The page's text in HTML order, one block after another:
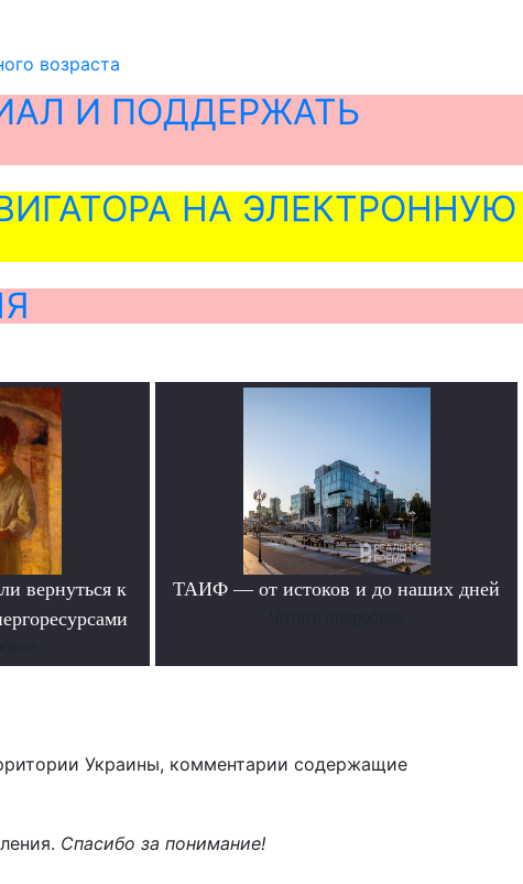
возраста
И ПОДДЕРЖАТЬ
НА ЭЛЕКТРОННУЮ
вернуться к
ТАИФ — от истоков и до наших дней
Украины, комментарии содержащие
Спасибо за понимание!